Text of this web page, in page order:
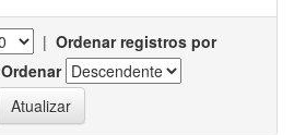
| Ordenar registros por
Ordenar